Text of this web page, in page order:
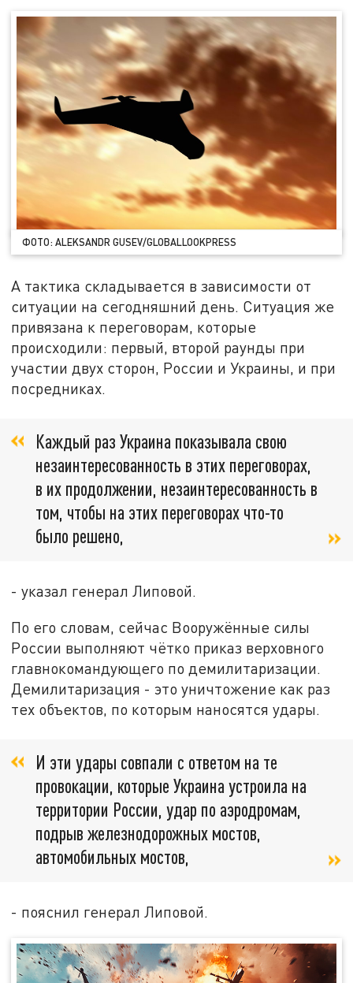
ФОТО: ALEKSANDR GUSEV/GLOBALLOOKPRESS
А тактика складывается в зависимости от
ситуации на сегодняшний день. Ситуация же
привязана к переговорам, которые
происходили: первый, второй раунды при
участии двух сторон, России и Украины, и при
посредниках.
Каждый раз Украина показывала свою
незаинтересованность в этих переговорах,
в их продолжении, незаинтересованность в
том, чтобы на этих переговорах что-то
было решено,
- указал генерал Липовой.
По его словам, сейчас Вооружённые силы
России выполняют чётко приказ верховного
главнокомандующего по демилитаризации.
Демилитаризация - это уничтожение как раз
тех объектов, по которым наносятся удары.
И эти удары совпали с ответом на те
провокации, которые Украина устроила на
территории России, удар по аэродромам,
подрыв железнодорожных мостов,
автомобильных мостов,
- пояснил генерал Липовой.